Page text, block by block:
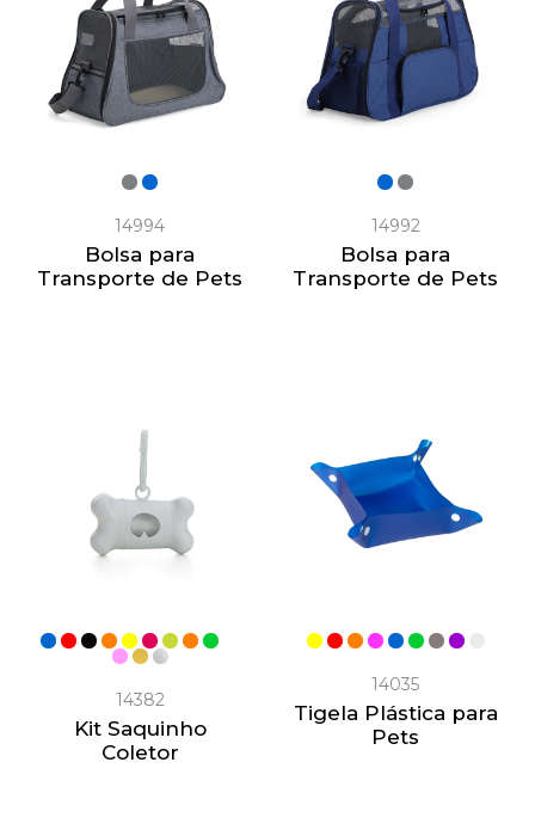
14994
Bolsa para
Transporte de Pets
14992
Bolsa para
Transporte de Pets
14382
Kit Saquinho
Coletor
14035
Tigela Plástica para
Pets